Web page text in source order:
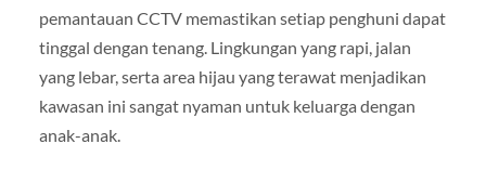
pemantauan CCTV memastikan setiap penghuni dapat
tinggal dengan tenang. Lingkungan yang rapi, jalan
yang lebar, serta area hijau yang terawat menjadikan
kawasan ini sangat nyaman untuk keluarga dengan
anak-anak.